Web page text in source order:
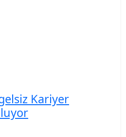
Kariyer